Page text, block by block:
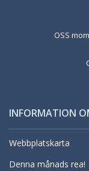
OSS
INFORMATION
Webbplatskarta
Denna månads rea!